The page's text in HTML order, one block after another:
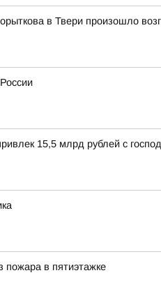
в Твери произошло
15,5 млрд рублей с
пожара в пятиэтажке